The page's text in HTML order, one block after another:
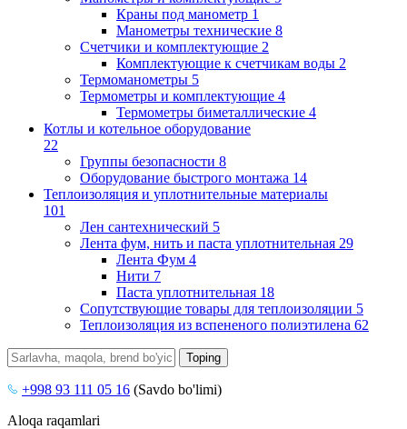
Краны под манометр 1
Манометры технические 8
Счетчики и комплектующие 2
Комплектующие к счетчикам воды 2
Термоманометры 5
Термометры и комплектующие 4
Термометры биметаллические 4
Котлы и котельное оборудование
22
Группы безопасности 8
Оборудование быстрого монтажа 14
Теплоизоляция и уплотнительные материалы
101
Лен сантехнический 5
Лента фум, нить и паста уплотнительная 29
Лента Фум 4
Нити 7
Паста уплотнительная 18
Сопутствующие товары для теплоизоляции 5
Теплоизоляция из вспененого полиэтилена 62
+998 93 111 05 16 (Savdo bo'limi)
Aloqa raqamlari